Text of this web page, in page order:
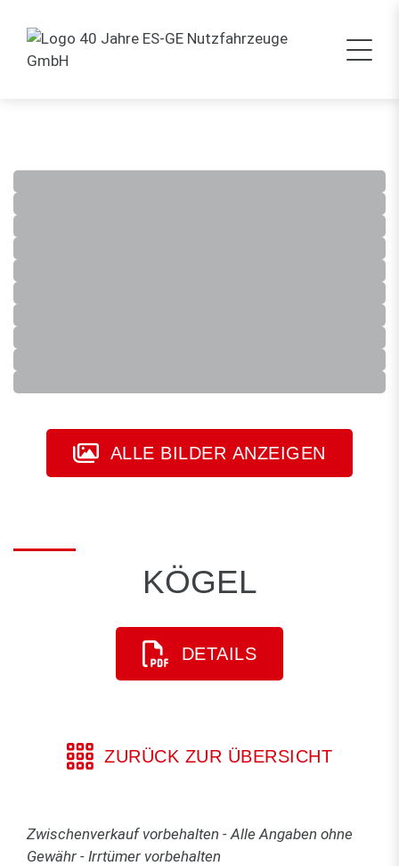
ALLE BILDER ANZEIGEN
KÖGEL
DETAILS
ZURÜCK ZUR ÜBERSICHT
Zwischenverkauf vorbehalten - Alle Angaben ohne
Gewähr - Irrtümer vorbehalten